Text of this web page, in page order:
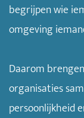
begrijpen wie
omgeving
Daarom
organisaties
persoonlijkheid